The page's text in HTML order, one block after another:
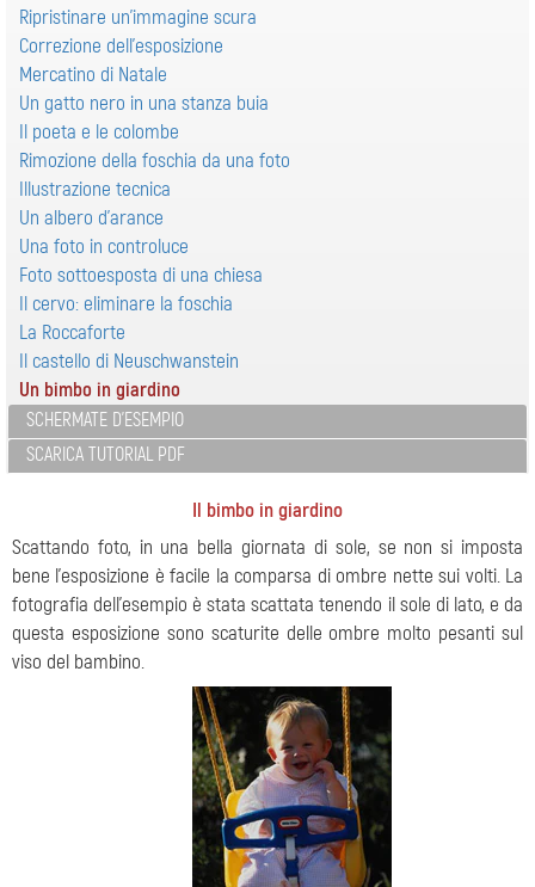
Ripristinare un’immagine scura
Correzione dell'esposizione
Mercatino di Natale
Un gatto nero in una stanza buia
Il poeta e le colombe
Rimozione della foschia da una foto
Illustrazione tecnica
Un albero d’arance
Una foto in controluce
Foto sottoesposta di una chiesa
Il cervo: eliminare la foschia
La Roccaforte
Il castello di Neuschwanstein
Un bimbo in giardino
SCHERMATE D'ESEMPIO
SCARICA TUTORIAL PDF
Il bimbo in giardino
Scattando foto, in una bella giornata di sole, se non si imposta
bene l'esposizione è facile la comparsa di ombre nette sui volti. La
fotografia dell'esempio è stata scattata tenendo il sole di lato, e da
questa esposizione sono scaturite delle ombre molto pesanti sul
viso del bambino.